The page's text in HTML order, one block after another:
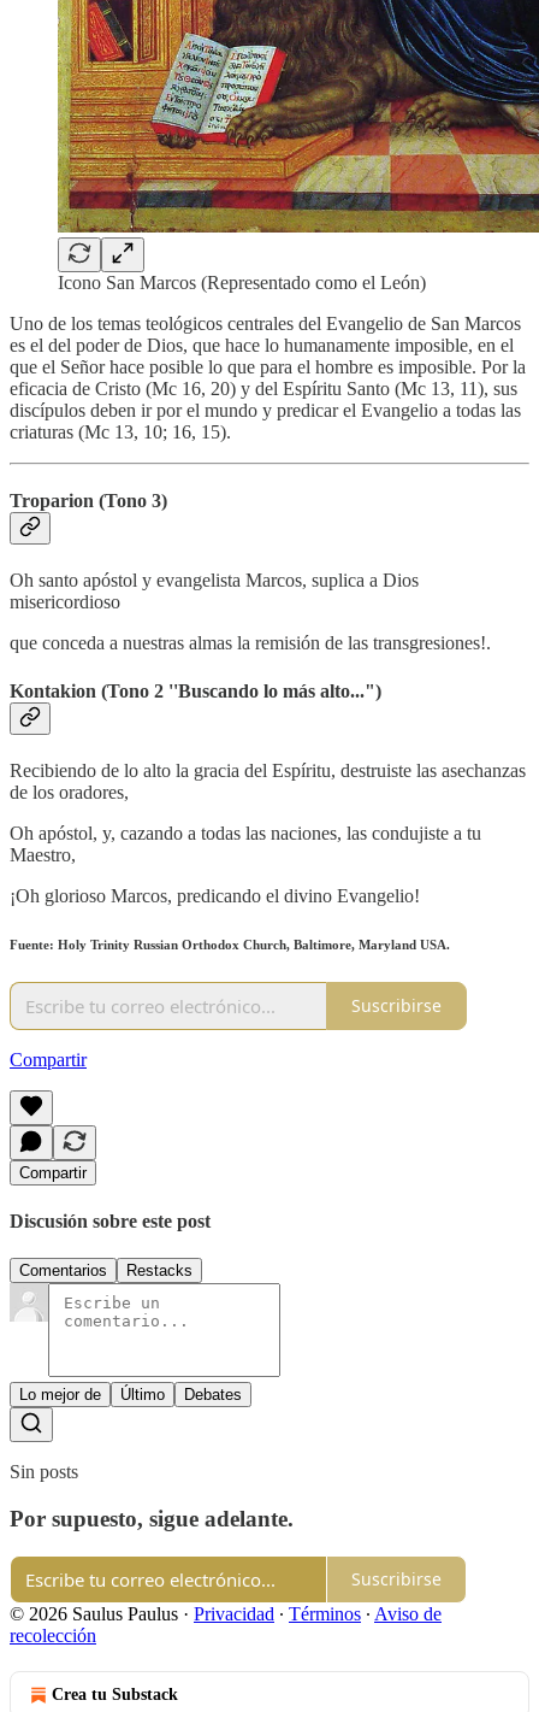
Icono San Marcos (Representado como el León)
Uno de los temas teológicos centrales del Evangelio de San Marcos
es el del poder de Dios, que hace lo humanamente imposible, en el
que el Señor hace posible lo que para el hombre es imposible. Por la
eficacia de Cristo (Mc 16, 20) y del Espíritu Santo (Mc 13, 11), sus
discípulos deben ir por el mundo y predicar el Evangelio a todas las
criaturas (Mc 13, 10; 16, 15).
Troparion (Tono 3)
Oh santo apóstol y evangelista Marcos, suplica a Dios
misericordioso
que conceda a nuestras almas la remisión de las transgresiones!.
Kontakion (Tono 2 ''Buscando lo más alto...")
Recibiendo de lo alto la gracia del Espíritu, destruiste las asechanzas
de los oradores,
Oh apóstol, y, cazando a todas las naciones, las condujiste a tu
Maestro,
¡Oh glorioso Marcos, predicando el divino Evangelio!
Fuente: Holy Trinity Russian Orthodox Church, Baltimore, Maryland USA.
Suscribirse
Compartir
Compartir
Discusión sobre este post
Comentarios Restacks
Lo mejor de Último Debates
Sin posts
Por supuesto, sigue adelante.
Suscribirse
© 2026 Saulus Paulus · Privacidad ∙ Términos ∙ Aviso de
recolección
Crea tu Substack